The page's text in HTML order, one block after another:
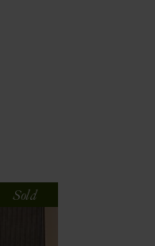
Sold